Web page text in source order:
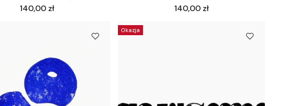
Cena
140,00 zł
Cena
140,00 zł
Okazja